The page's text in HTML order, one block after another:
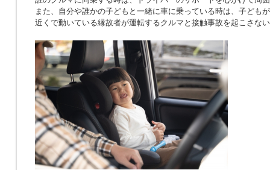
また、自分や誰かの子どもと一緒に車に乗っている時は、子ども
近くで動いている縁故者が運転するクルマと接触事故を起こさな